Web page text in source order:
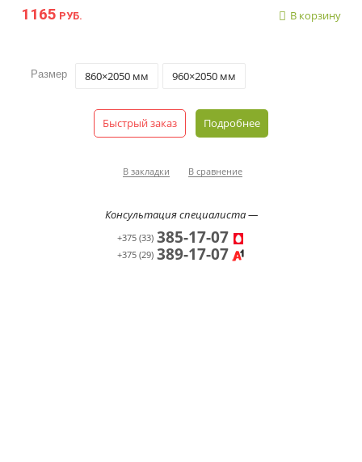
1165 РУБ. В корзину
Размер 860×2050 мм 960×2050 мм
Быстрый заказ Подробнее
В закладки В сравнение
Консультация специалиста —
+375 (33) 385-17-07
+375 (29) 389-17-07